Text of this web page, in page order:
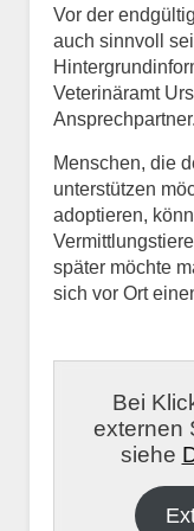
Vor der
auch sinnvoll
Veterinäramt
Ansprechpartner.
Menschen, die
unterstützen
adoptieren,
später möchte
sich vor Ort
Bei
externen
siehe